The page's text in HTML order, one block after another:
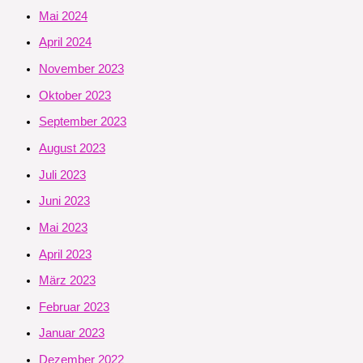
Mai 2024
April 2024
November 2023
Oktober 2023
September 2023
August 2023
Juli 2023
Juni 2023
Mai 2023
April 2023
März 2023
Februar 2023
Januar 2023
Dezember 2022